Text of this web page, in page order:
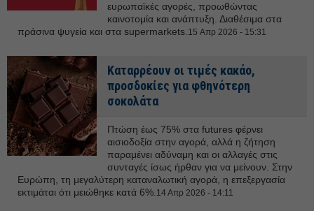
ευρωπαϊκές αγορές, προωθώντας
καινοτομία και ανάπτυξη. Διαθέσιμα στα
πράσινα ψυγεία και στα supermarkets. 15 Απρ 2026 - 15:31
Καταρρέουν οι τιμές κακάο,
προσδοκίες για φθηνότερη
σοκολάτα
Πτώση έως 75% στα futures φέρνει
αισιοδοξία στην αγορά, αλλά η ζήτηση
παραμένει αδύναμη και οι αλλαγές στις
συνταγές ίσως ήρθαν για να μείνουν. Στην
Ευρώπη, τη μεγαλύτερη καταναλωτική αγορά, η επεξεργασία
εκτιμάται ότι μειώθηκε κατά 6%. 14 Απρ 2026 - 14:11